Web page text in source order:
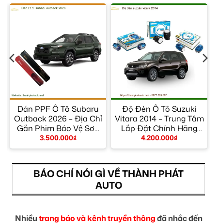
Dán PPF Ô Tô Subaru
Outback 2026 – Địa Chỉ
Gắn Phim Bảo Vệ Sơn
Uy Tín TPHCM
3.500.000₫
Độ Đèn Ô Tô Suzuki
Vitara 2014 – Trung Tâm
Lắp Đặt Chính Hãng
TPHCM
4.200.000₫
BÁO CHÍ NÓI GÌ VỀ THÀNH PHÁT
AUTO
Nhiềutrang báo và kênh truyền thôngđã nhắc đến